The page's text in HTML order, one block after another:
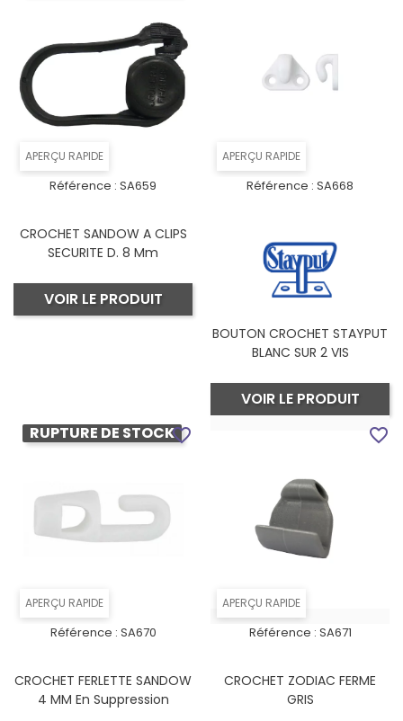
APERÇU RAPIDE
Référence : SA659
CROCHET SANDOW A CLIPS
SECURITE D. 8 Mm
VOIR LE PRODUIT
APERÇU RAPIDE
Référence : SA668
BOUTON CROCHET STAYPUT
BLANC SUR 2 VIS
VOIR LE PRODUIT
APERÇU RAPIDE
RUPTURE DE STOCK
Référence : SA670
CROCHET FERLETTE SANDOW
4 MM En Suppression
favorite_border
APERÇU RAPIDE
Référence : SA671
CROCHET ZODIAC FERME
GRIS
favorite_border